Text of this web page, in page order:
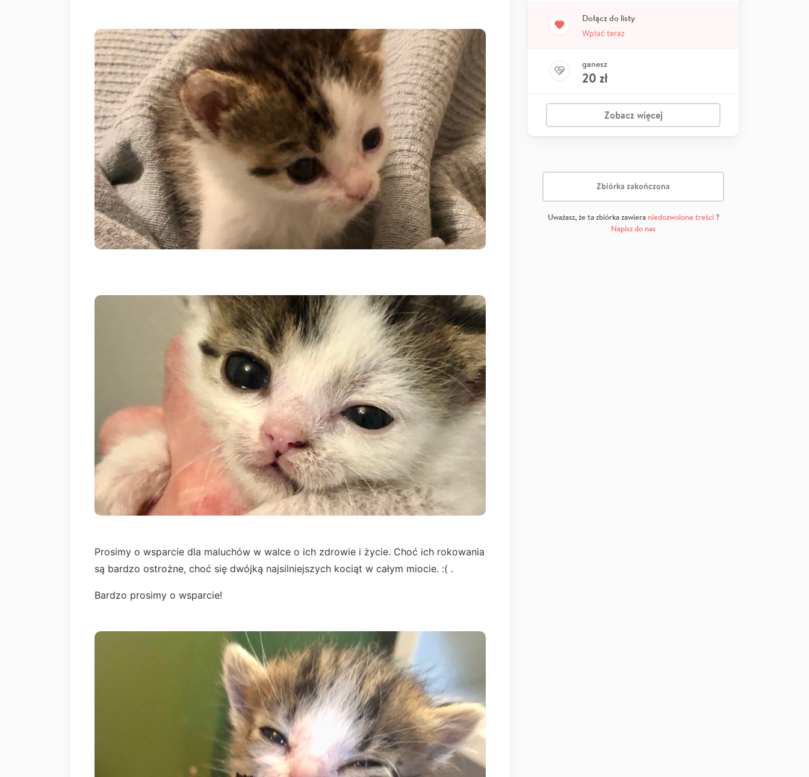
Prosimy o wsparcie dla maluchów w walce o ich zdrowie i życie. Choć ich rokowania
są bardzo ostrożne, choć się dwójką najsilniejszych kociąt w całym miocie. :( .
Bardzo prosimy o wsparcie!
Dołącz do listy
Wpłać teraz
ganesz
20 zł
Zobacz więcej
Zbiórka zakończona
Uważasz, że ta zbiórka zawiera niedozwolone treści?
Napisz do nas